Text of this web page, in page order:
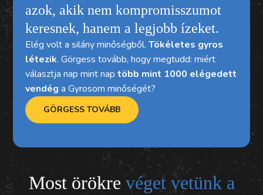
azok, akik nem kompromisszumot
keresnek, hanem a legjobb ízeket.
Elég volt a silány minőségből.Tökéletes gyros
létezik. Görgess tovább, hogy megtudd: miért
választja nap mint naptöbb mint 1000 elégedett
vendég a Gyrosom minőségét?
GÖRGESS TOVÁBB
Most örökre véget vetünk a